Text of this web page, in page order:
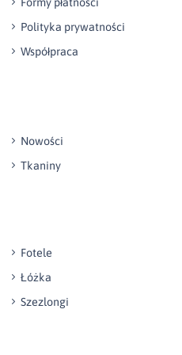
Polityka prywatności
Współpraca
Nowości
Tkaniny
Fotele
Łóżka
Szezlongi